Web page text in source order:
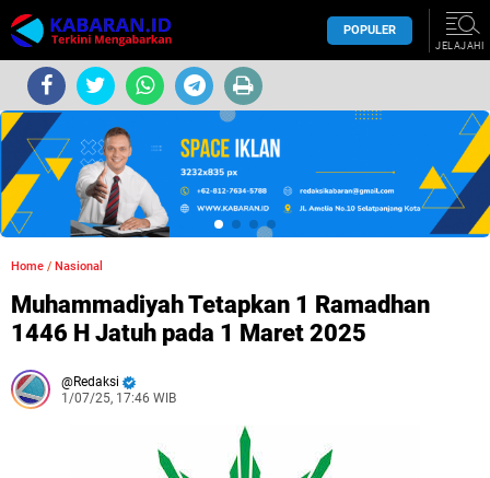
POPULER
JELAJAHI
Home / Nasional
Muhammadiyah Tetapkan 1 Ramadhan
1446 H Jatuh pada 1 Maret 2025
Redaksi
1/07/25, 17:46 WIB